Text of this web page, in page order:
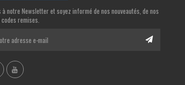
à notre Newsletter et soyez informé de nos nouveautés, de nos
remises.